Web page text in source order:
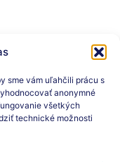
sme vám uľahčili prácu s
anonymné
všetkých
technické možnosti